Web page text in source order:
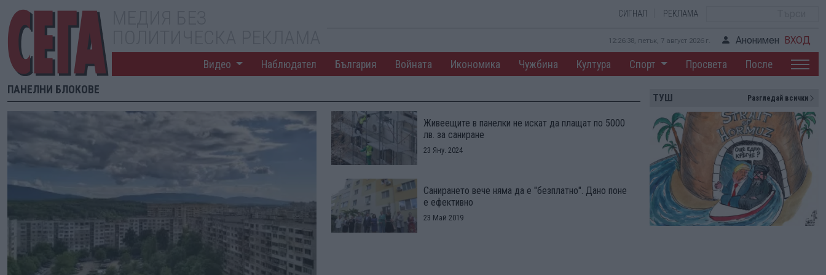
СИГНАЛ РЕКЛАМА
12:26:39, петък, 7 август 2026 г. Анонимен ВХОД
Видео Наблюдател България Войната Икономика Чужбина Култура Спорт Просвета После
ПАНЕЛНИ БЛОКОВЕ
Живеещите в панелки не искат да плащат по 5000
лв. за саниране
23 Яну. 2024
Санирането вече няма да е "безплатно". Дано поне
е ефективно
23 Май 2019
ТУШ Разгледай всички